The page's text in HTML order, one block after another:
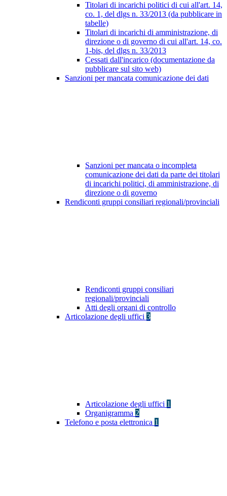
Titolari di incarichi politici di cui all'art. 14,
co. 1, del dlgs n. 33/2013 (da pubblicare in
tabelle)
Titolari di incarichi di amministrazione, di
direzione o di governo di cui all'art. 14, co.
1-bis, del dlgs n. 33/2013
Cessati dall'incarico (documentazione da
pubblicare sul sito web)
Sanzioni per mancata comunicazione dei dati
Sanzioni per mancata o incompleta
comunicazione dei dati da parte dei titolari
di incarichi politici, di amministrazione, di
direzione o di governo
Rendiconti gruppi consiliari regionali/provinciali
Rendiconti gruppi consiliari
regionali/provinciali
Atti degli organi di controllo
Articolazione degli uffici 3
Articolazione degli uffici 1
Organigramma 2
Telefono e posta elettronica 1